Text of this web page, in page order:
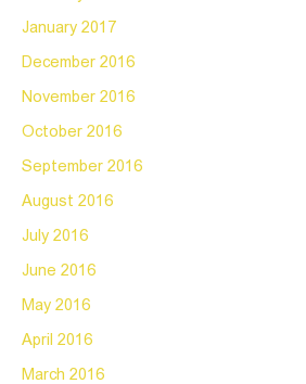
January 2017
December 2016
November 2016
October 2016
September 2016
August 2016
July 2016
June 2016
May 2016
April 2016
March 2016